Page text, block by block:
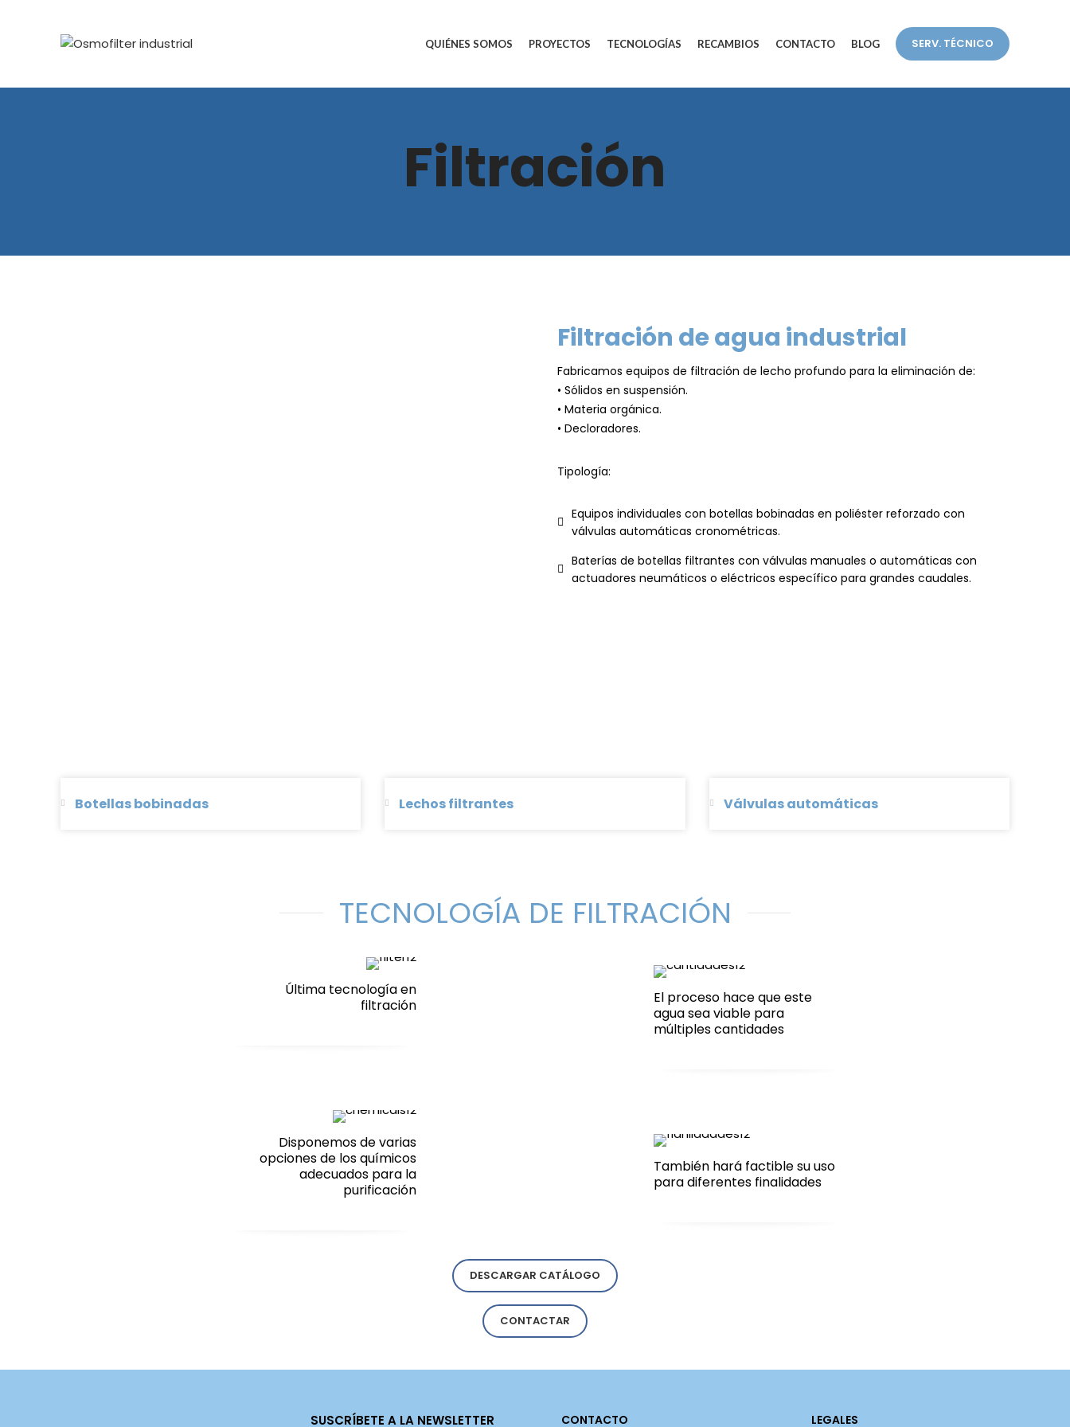
QUIÉNES SOMOS PROYECTOS TECNOLOGÍAS RECAMBIOS CONTACTO BLOG SERV. TÉCNICO
Filtración
Filtración de agua industrial
Fabricamos equipos de filtración de lecho profundo para la eliminación de:
• Sólidos en suspensión.
• Materia orgánica.
• Decloradores.
Tipología:
Equipos individuales con botellas bobinadas en poliéster reforzado con
válvulas automáticas cronométricas.
Baterías de botellas filtrantes con válvulas manuales o automáticas con
actuadores neumáticos o eléctricos específico para grandes caudales.
Botellas bobinadas Lechos filtrantes Válvulas automáticas
TECNOLOGÍA DE FILTRACIÓN
Última tecnología en
filtración
Disponemos de varias
opciones de los químicos
adecuados para la
purificación
El proceso hace que este
agua sea viable para
múltiples cantidades
También hará factible su uso
para diferentes finalidades
DESCARGAR CATÁLOGO
CONTACTAR
SUSCRÍBETE A LA NEWSLETTER CONTACTO LEGALES